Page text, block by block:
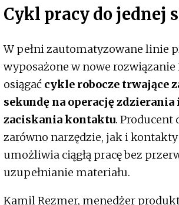
Cykl pracy do jednej
W pełni zautomatyzowane linie
wyposażone w nowe rozwiązanie
osiągać cykle robocze trwające
sekundę na operację
zaciskania kontaktu. Producent
zarówno narzędzie, jak i kontakty
umożliwia ciągłą pracę bez
uzupełnianie materiału.
Kamil Rezmer, menedżer